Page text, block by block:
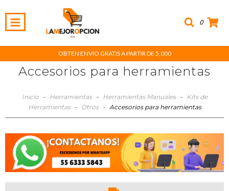
0
OBTEN ENVIO GRATIS A PARTIR DE 5,000
Accesorios para herramientas
Inicio - Herramientas - Herramientas Manuales -
Kits de
Herramientas
- Otros - Accesorios para herramientas